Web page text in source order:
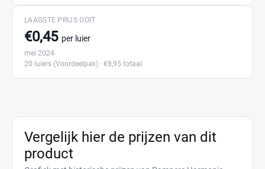
LAAGSTE PRIJS OOIT
€0,45 per luier
mei 2024
20 luiers (Voordeelpak) · €8,95 totaal
Vergelijk hier de prijzen van dit
product